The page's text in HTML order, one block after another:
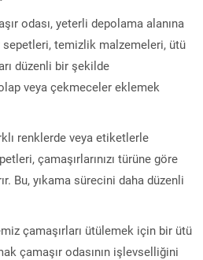
odası, yeterli depolama alanına
sepetleri, temizlik malzemeleri, ütü
düzenli bir şekilde
veya çekmeceler eklemek
renklerde veya etiketlerle
çamaşırlarınızı türüne göre
Bu, yıkama sürecini daha düzenli
çamaşırları ütülemek için bir ütü
çamaşır odasının işlevselliğini